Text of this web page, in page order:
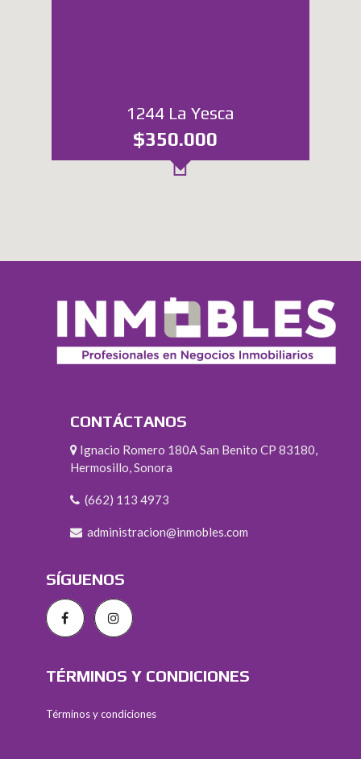
1244 La Yesca
$350.000
CONTÁCTANOS
Ignacio Romero 180A San Benito CP 83180,
Hermosillo, Sonora
(662) 113 4973
administracion@inmobles.com
SÍGUENOS
TÉRMINOS Y CONDICIONES
Términos y condiciones